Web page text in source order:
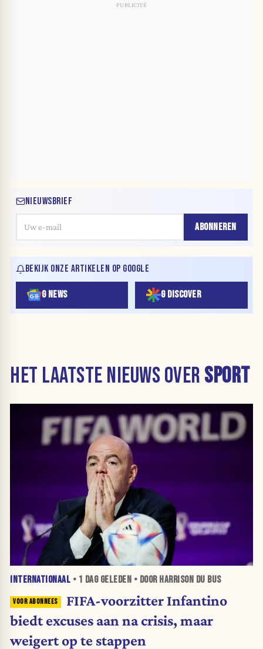
NIEUWSBRIEF
ABONNEREN
BEKIJK ONZE ARTIKELEN OP GOOGLE
G NEWS G DISCOVER
HET LAATSTE NIEUWS OVER SPORT
INTERNATIONAAL • 1 DAGGELEDEN • DOOR HARRISON DU BUS
FIFA-voorzitter Infantino
biedt excuses aan na crisis, maar
weigert op te stappen